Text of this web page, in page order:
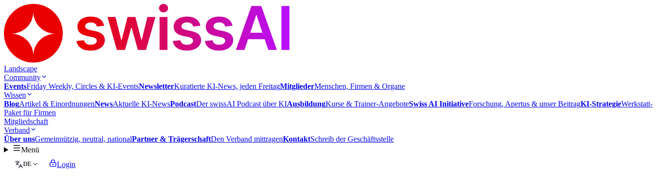
Landscape
Community
EventsFriday Weekly, Circles & KI-EventsNewsletterKuratierte KI-News, jeden FreitagMitgliederMenschen, Firmen & Organe
Wissen
BlogArtikel & EinordnungenNewsAktuelle KI-NewsPodcastDer swissAI Podcast über KIAusbildungKurse & Trainer-AngeboteSwiss AI InitiativeForschung, Apertus & unser BeitragKI-StrategieWerkstatt-
Paket für Firmen
Mitgliedschaft
Verband
Über unsGemeinnützig, neutral, nationalPartner & TrägerschaftDen Verband mittragenKontaktSchreib der Geschäftsstelle
Menü
DE Login